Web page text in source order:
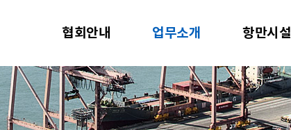
협회안내 업무소개 항만시
협회가입 안내
보도자료
법령정보